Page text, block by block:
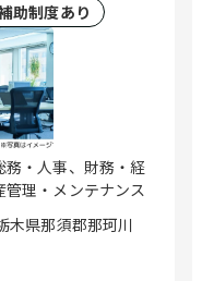
助制度あり
・人事、財務・経
理・メンテナンス
木県那須郡那珂川